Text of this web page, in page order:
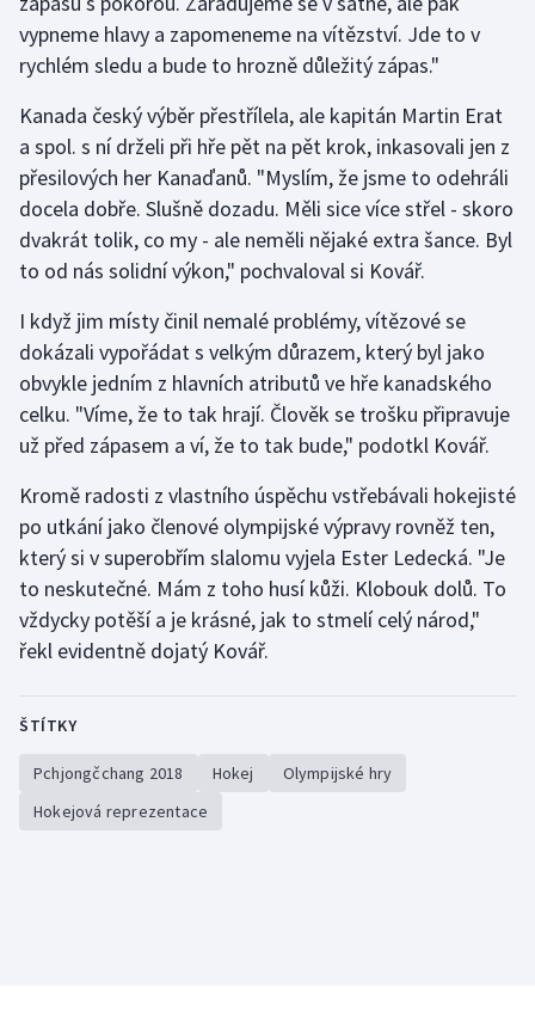
Olympijské hry
Parasport
Plavání
Plážový volejbal
Ragby
Rychlostní kanoistika
Short track
Stolní tenis
Triatlon
Veslování
Volejbal
Ostatní
vypneme hlavy a zapomeneme na vítězství. Jde to v
rychlém sledu a bude to hrozně důležitý zápas."
Kanada český výběr přestřílela, ale kapitán Martin Erat
a spol. s ní drželi při hře pět na pět krok, inkasovali jen z
přesilových her Kanaďanů. "Myslím, že jsme to odehráli
docela dobře. Slušně dozadu. Měli sice více střel - skoro
dvakrát tolik, co my - ale neměli nějaké extra šance. Byl
to od nás solidní výkon," pochvaloval si Kovář.
I když jim místy činil nemalé problémy, vítězové se
dokázali vypořádat s velkým důrazem, který byl jako
obvykle jedním z hlavních atributů ve hře kanadského
celku. "Víme, že to tak hrají. Člověk se trošku připravuje
už před zápasem a ví, že to tak bude," podotkl Kovář.
Kromě radosti z vlastního úspěchu vstřebávali hokejisté
po utkání jako členové olympijské výpravy rovněž ten,
který si v superobřím slalomu vyjela Ester Ledecká. "Je
to neskutečné. Mám z toho husí kůži. Klobouk dolů. To
vždycky potěší a je krásné, jak to stmelí celý národ,"
řekl evidentně dojatý Kovář.
ŠTÍTKY
Pchjongčchang 2018 Hokej
Olympijské hry
Hokejová reprezentace